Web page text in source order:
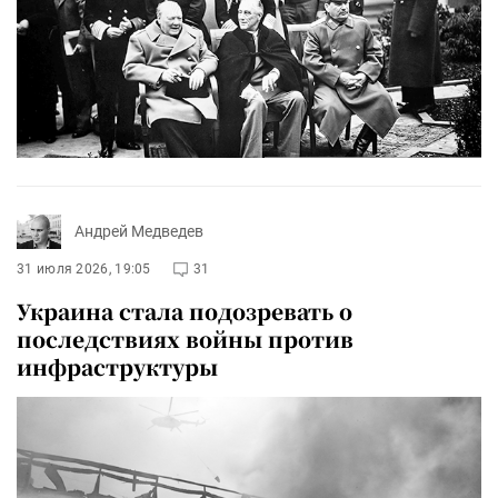
Андрей Медведев
31 июля 2026, 19:05 31
Украина стала подозревать о
последствиях войны против
инфраструктуры